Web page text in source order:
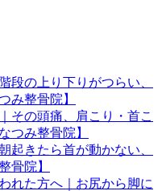
段の上り下りがつらい、
み整骨院】
その頭痛、肩こり・首こ
つみ整骨院】
起きたら首が動かない、
骨院】
れた方へ｜お尻から脚に